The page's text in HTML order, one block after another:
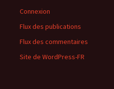
Connexion
Flux des publications
Flux des commentaires
Site de WordPress-FR